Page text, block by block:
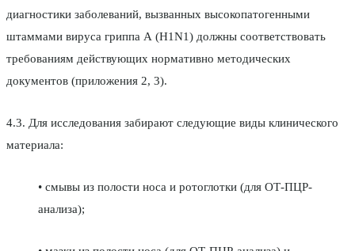
диагностики заболеваний, вызванных высокопатогенными
штаммами вируса гриппа А (H1N1) должны соответствовать
требованиям действующих нормативно методических
документов (приложения 2, 3).
4.3. Для исследования забирают следующие виды клинического
материала:
• смывы из полости носа и ротоглотки (для ОТ-ПЦР-
анализа);